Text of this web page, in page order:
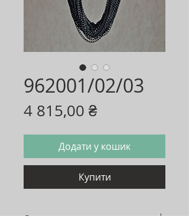
962001/02/03
4 815,00 ₴Ціна
Додати у кошик
Купити
Опис